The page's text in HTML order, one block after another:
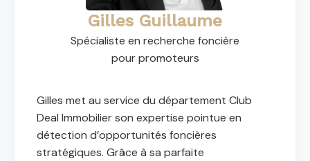
Gilles Guillaume
Spécialiste en recherche foncière
pour promoteurs
Gilles met au service du département Club
Deal Immobilier son expertise pointue en
détection d’opportunités foncières
stratégiques. Grâce à sa parfaite